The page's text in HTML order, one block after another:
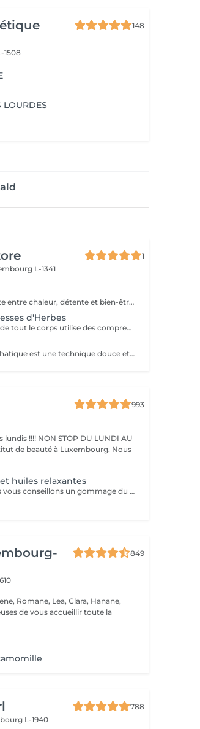
148
1508
LOURDES
1
L-1341
Découvrez une alliance parfaite entre chaleur, détente et bien-être thaïlandais traditionnel. Ce soin luxueux débute par un massage aux compresses d'herbes thaïlandaises utilisant des pochons d'herbes chauffés à la vapeur pour détendre les muscles et favoriser une profonde relaxation, suivi d'une séance revitalisante de réflexologie plantaire thaïlandaise. Comprend : Massage aux compresses d'herbes thaïlandaises 90 min Réflexologie plantaire thaïlandaise 30 min Durée totale : 120 min Une expérience de bien-être profondément relaxante conçue pour rétablir l'équilibre, soulager les tensions et vous procurer une sensation de fraîcheur et de sérénité.
d'Herbes
Ce massage d'aromathérapie de tout le corps utilise des compresses chaudes remplies d'un mélange d'herbes et a un effet calmant. Deux compresses seront fournis pour être ramenés à la maison après le massage.
Le massage de drainage lymphatique est une technique douce et rythmée qui stimule le système lymphatique, contribuant à l'élimination des toxines, à la réduction des gonflements et à la promotion d'une relaxation et d'un bien-être général.
993
!!!! NON STOP DU LUNDI AU
huiles relaxantes
Avant chaque modelage nous vous conseillons un gommage du corps peau de velours qui rendra votre peau toute douce. Le modelage est réalise par des personnes diplômées
849
Romane, Lea, Clara, Hanane,
de vous accueillir toute la
788
L-1940